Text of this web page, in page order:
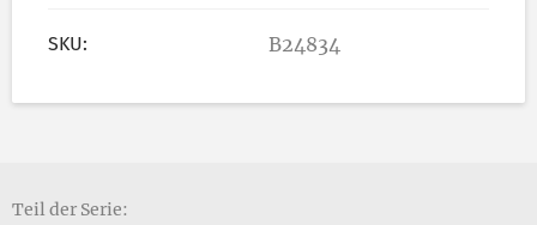
SKU: B24834
Teil der Serie: